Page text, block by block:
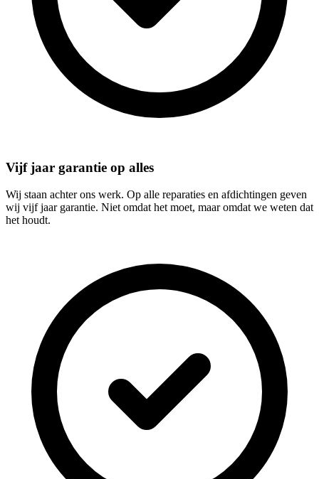
Vijf jaar garantie op alles
Wij staan achter ons werk. Op alle reparaties en afdichtingen geven
wij vijf jaar garantie. Niet omdat het moet, maar omdat we weten dat
het houdt.